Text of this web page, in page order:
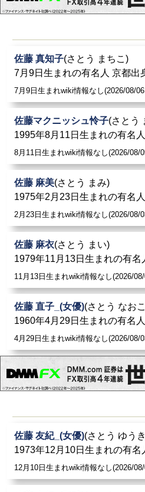
佐藤 真知子(さとう まちこ)
7月9日生まれの有名人 京都出
7月9日生まれwiki情報なし(2026/08/
佐藤マクニッシュ怜子(さとう
1995年8月11日生まれの有名
8月11日生まれwiki情報なし(2026/08/
佐藤 麻美(さとう まみ)
1975年2月23日生まれの有名
2月23日生まれwiki情報なし(2026/08/
佐藤 麻衣(さとう まい)
1979年11月13日生まれの有名
11月13日生まれwiki情報なし(2026/
佐藤 直子_(女優)(さとう なお
1960年4月29日生まれの有名
4月29日生まれwiki情報なし(2026/08/
佐藤 友紀_(女優)(さとう ゆう
1973年12月10日生まれの有名
12月10日生まれwiki情報なし(2026/